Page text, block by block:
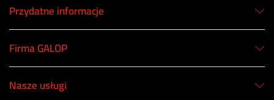
Przydatne informacje
Firma GALOP
Nasze usługi